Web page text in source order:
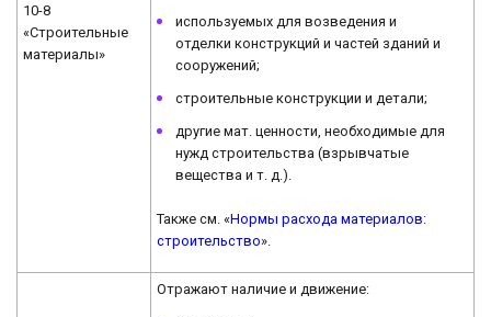
10-8
«Строительные
материалы»
используемых для возведения и
отделки конструкций и частей зданий и
сооружений;
строительные конструкции и детали;
другие мат. ценности, необходимые для
нужд строительства (взрывчатые
вещества и т. д.).
Также см. «Нормы расхода материалов:
строительство».
Отражают наличие и движение: